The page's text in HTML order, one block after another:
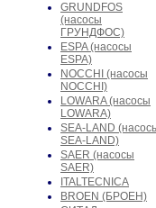
GRUNDFOS
(насосы
ГРУНДФОС)
ESPA (насосы
ESPA)
NOCCHI (насосы
NOCCHI)
LOWARA (насосы
LOWARA)
SEA-LAND
SEA-LAND)
SAER (насосы
SAER)
ITALTECNICA
BROEN (БРОЕН)